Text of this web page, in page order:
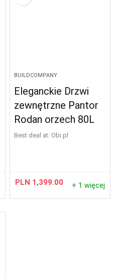
BUILDCOMPANY
Eleganckie Drzwi
zewnętrzne Pantor
Rodan orzech 80L
Best deal at: obi.pl
PLN 1,399.00 + 1 więcej